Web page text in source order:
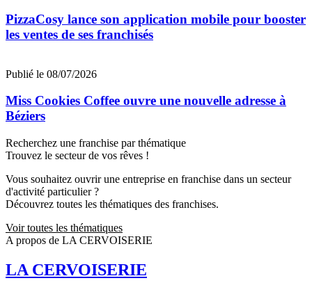
PizzaCosy lance son application mobile pour booster
les ventes de ses franchisés
Publié le 08/07/2026
Miss Cookies Coffee ouvre une nouvelle adresse à
Béziers
Recherchez une franchise par thématique
Trouvez le secteur de vos rêves !
Vous souhaitez ouvrir une entreprise en franchise dans un secteur
d'activité particulier ?
Découvrez toutes les thématiques des franchises.
Voir toutes les thématiques
A propos de LA CERVOISERIE
LA CERVOISERIE